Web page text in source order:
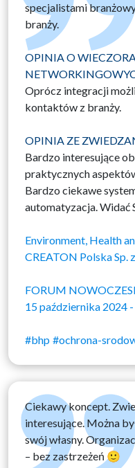
specjalistami
branży.
OPINIA O
Oprócz integracji
kontaktów z branży.
OPINIA ZE
Bardzo interesujące
praktycznych
Bardzo ciekawe
automatyzacja. Widać
Environment, Health
CREATON Polska Sp.
FORUM
15 października 2024
#bhp #ochrona-
Ciekawy koncept.
interesujące. Można
swój własny.
– bez zastrzeżeń 🙂